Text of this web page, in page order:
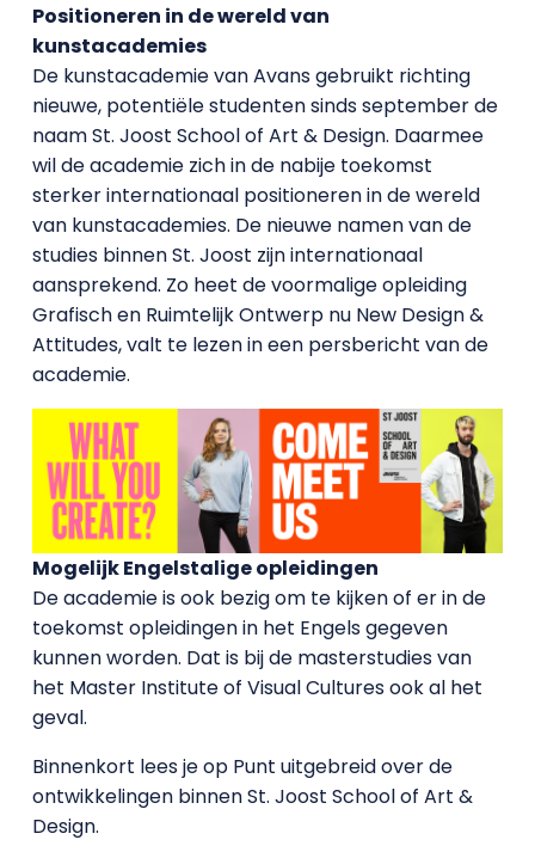
Positioneren in de wereld van
kunstacademies
De kunstacademie van Avans gebruikt richting
nieuwe, potentiële studenten sinds september de
naam St. Joost School of Art & Design. Daarmee
wil de academie zich in de nabije toekomst
sterker internationaal positioneren in de wereld
van kunstacademies. De nieuwe namen van de
studies binnen St. Joost zijn internationaal
aansprekend. Zo heet de voormalige opleiding
Grafisch en Ruimtelijk Ontwerp nu New Design &
Attitudes, valt te lezen in een persbericht van de
academie.
Mogelijk Engelstalige opleidingen
De academie is ook bezig om te kijken of er in de
toekomst opleidingen in het Engels gegeven
kunnen worden. Dat is bij de masterstudies van
het Master Institute of Visual Cultures ook al het
geval.
Binnenkort lees je op Punt uitgebreid over de
ontwikkelingen binnen St. Joost School of Art &
Design.